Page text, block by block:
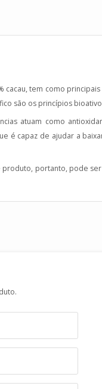
tem como
são os princípios
atuam como
é capaz de ajudar a
produto, portanto, pode